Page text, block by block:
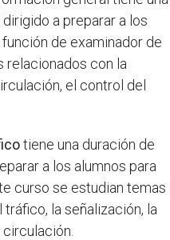
a preparar a los
de examinador de
relacionados con la
el control del
tiene una duración de
a los alumnos para
curso se estudian temas
la señalización, la